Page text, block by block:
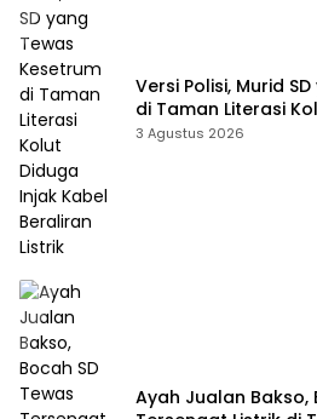
Versi Polisi, Murid
di Taman Literasi
Beraliran Listrik
3 Agustus 2026
Ayah Jualan Bakso,